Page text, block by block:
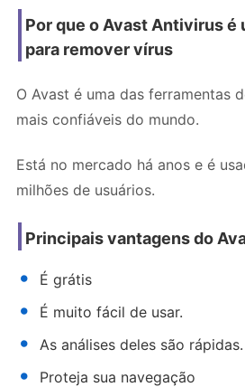
Por que o Avast Antivirus é
para remover vírus
O Avast é uma das ferramentas
mais confiáveis do mundo.
Está no mercado há anos e é
milhões de usuários.
Principais vantagens do
É grátis
É muito fácil de usar.
As análises deles são rápidas.
Proteja sua navegação